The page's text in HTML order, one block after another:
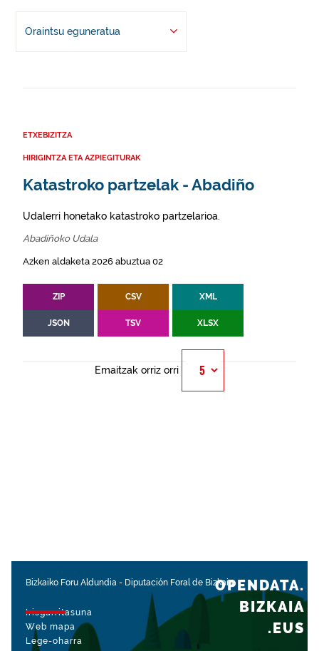
Oraintsu eguneratua
ETXEBIZITZA
HIRIGINTZA ETA AZPIEGITURAK
Katastroko partzelak - Abadiño
Udalerri honetako katastroko partzelarioa.
Abadiñoko Udala
Azken aldaketa 2026 abuztua 02
ZIP CSV XML
JSON TSV XLSX
Emaitzak orriz orri
Bizkaiko Foru Aldundia - Diputación Foral de Bizkaia
Irisgarritasuna
Web mapa
Lege-oharra
OPENDATA.
BIZKAIA
.EUS